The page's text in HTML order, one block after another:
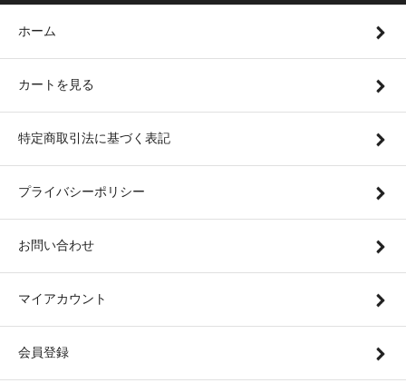
ホーム
カートを見る
特定商取引法に基づく表記
プライバシーポリシー
お問い合わせ
マイアカウント
会員登録